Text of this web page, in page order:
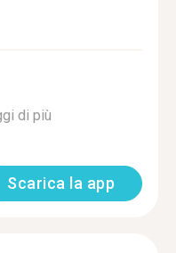
di più
Scarica la app